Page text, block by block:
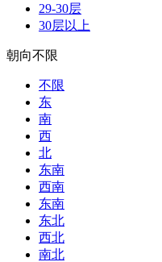
29-30层
30层以上
朝向不限
不限
东
南
西
北
东南
西南
东南
东北
西北
南北